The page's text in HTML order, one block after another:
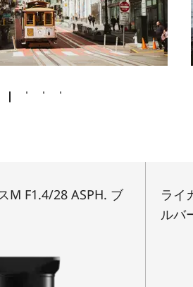
M F1.4/28 ASPH. ブ
ライ
ルバ